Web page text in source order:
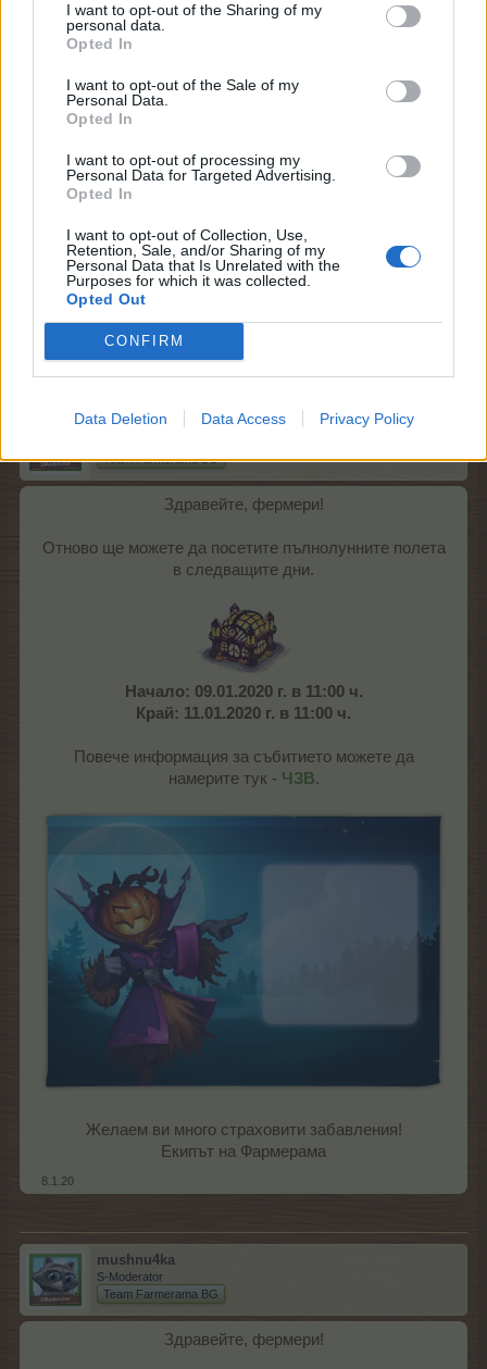
I want to opt-out of the Sharing of my
personal data.
Opted In
I want to opt-out of the Sale of my
Personal Data.
Opted In
I want to opt-out of processing my
Personal Data for Targeted Advertising.
Opted In
I want to opt-out of Collection, Use,
Retention, Sale, and/or Sharing of my
Personal Data that Is Unrelated with the
Purposes for which it was collected.
Opted Out
CONFIRM
Data Deletion Data Access Privacy Policy
Здравейте, фермери!
През следващите дни отново ви очаква още едно
малко събитие:
Начало: 08.01.2020 г. в 01:01 ч.
mushnu4ka
Team Farmerama BG
Здравейте, фермери!
Отново ще можете да посетите пълнолунните полета
в следващите дни.​
Начало: 09.01.2020 г. в 11:00 ч.
Край: 11.01.2020 г. в 11:00 ч.
Повече информация за събитието можете да
намерите тук - ЧЗВ.
Желаем ви много страховити забавления!
Екипът на Фармерама​
8.1.20
mushnu4ka
S-Moderator
Team Farmerama BG
Здравейте, фермери!